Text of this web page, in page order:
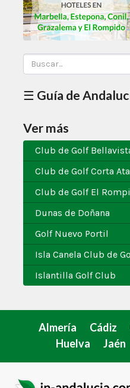
☰ Guía de
Ver más
Club de Golf
Club de Golf Corta
Club de Golf El
Dunas de Doñana
Golf Nuevo Portil
Isla Canela Club de
Islantilla Golf Club
Almería Cádiz
Huelva
Jaén